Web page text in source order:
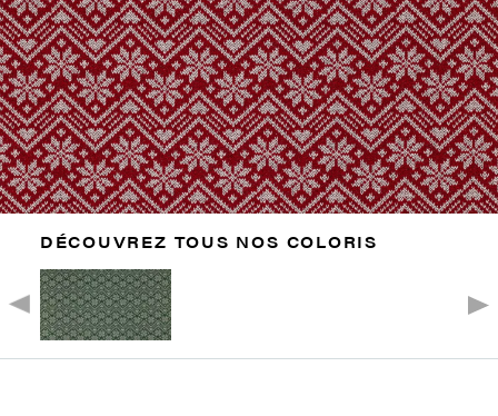
DÉCOUVREZ TOUS NOS COLORIS